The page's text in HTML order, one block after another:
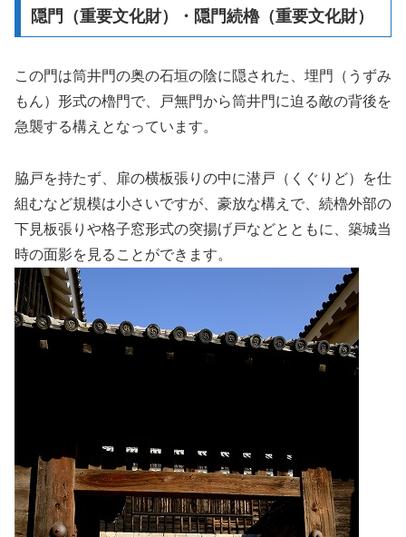
隠門（重要文化財）・隠門続櫓（重要文化財）
この門は筒井門の奥の石垣の陰に隠された、埋門（うずみ
もん）形式の櫓門で、戸無門から筒井門に迫る敵の背後を
急襲する構えとなっています。
脇戸を持たず、扉の横板張りの中に潜戸（くぐりど）を仕
組むなど規模は小さいですが、豪放な構えで、続櫓外部の
下見板張りや格子窓形式の突揚げ戸などとともに、築城当
時の面影を見ることができます。